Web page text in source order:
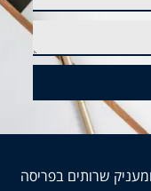
משרד רו"ח פויכטונגר קיים משנת 1995 ומעניק שרותים בפריסה